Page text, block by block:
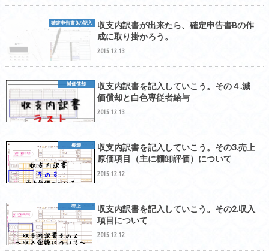
確定申告書Bの記入
収支内訳書が出来たら、確定申告書Bの作
成に取り掛かろう。
2015.12.13
減価償却
収支内訳書を記入していこう。その４.減
価償却と白色専従者給与
2015.12.13
棚卸
収支内訳書を記入していこう。その3.売上
原価項目（主に棚卸評価）について
2015.12.12
売上
収支内訳書を記入していこう。その2.収入
項目について
2015.12.12